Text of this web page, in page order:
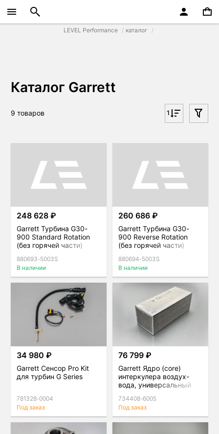
LEVEL Performance каталог
Каталог Garrett
9 товаров 1
248 628 ₽
Garrett Турбина G30-
900 Standard Rotation
(без горячей части)
880693-5003S
В наличии
260 686 ₽
Garrett Турбина G30-
900 Reverse Rotation
(без горячей части)
880694-5003S
В наличии
34 980 ₽
Garrett Сенсор Pro Kit
для турбин G Series
781328-0004
Под заказ
76 799 ₽
Garrett Ядро (core)
интеркулера воздух-
вода, универсальный
734408-6005
Под заказ